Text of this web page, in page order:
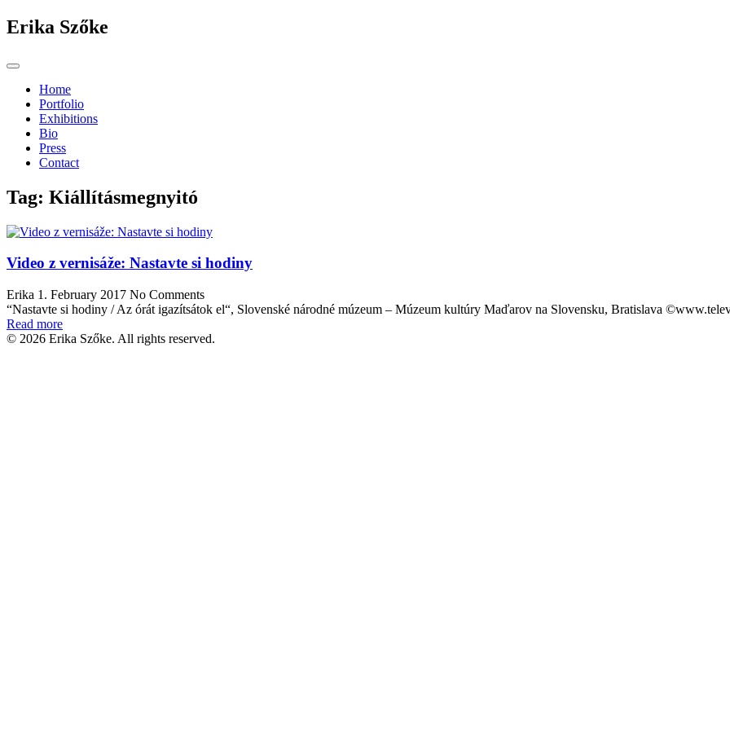
Erika Szőke
Home
Portfolio
Exhibitions
Bio
Press
Contact
Tag: Kiállításmegnyitó
Video z vernisáže: Nastavte si hodiny
Erika 1. February 2017 No Comments
“Nastavte si hodiny / Az órát igazítsátok el“, Slovenské národné múzeum – Múzeum kultúry Maďarov na Slovensku, Bratislava
Read more
© 2026 Erika Szőke. All rights reserved.